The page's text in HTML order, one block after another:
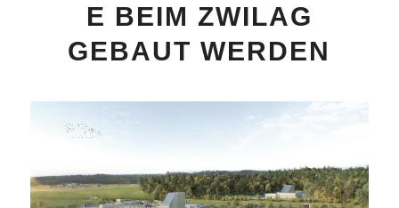
E BEIM ZWILAG
GEBAUT WERDEN